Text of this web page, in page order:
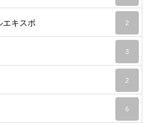
エキスポ 2
3
2
6